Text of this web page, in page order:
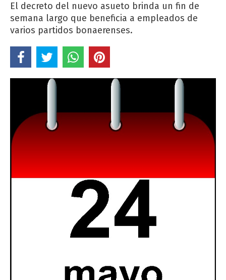
El decreto del nuevo asueto brinda un fin de
semana largo que beneficia a empleados de
varios partidos bonaerenses.